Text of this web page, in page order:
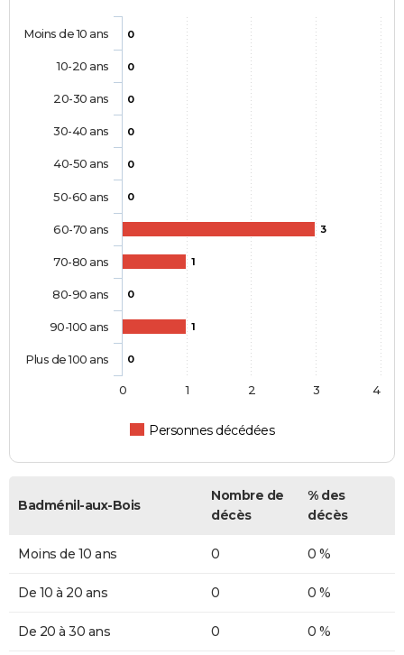
0
0
0
0
0
0
3
1
0
1
0
Personnes décédées
Moins de 10 ans
10-20 ans
20-30 ans
30-40 ans
40-50 ans
50-60 ans
60-70 ans
70-80 ans
80-90 ans
90-100 ans
Plus de 100 ans
0 1 2 3 4
Badménil-aux-Bois
Nombre de
décès
% des
décès
Moins de 10 ans 0 0 %
De 10 à 20 ans 0 0 %
De 20 à 30 ans 0 0 %